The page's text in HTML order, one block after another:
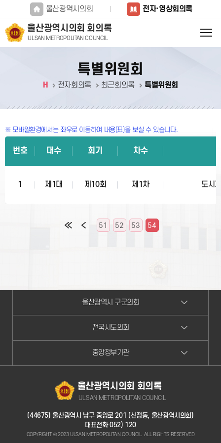
본문바로가기 울산광역시의회 전자·영상회의록
울산광역시의회 회의록
ULSAN METROPOLITAN COUNCIL
특별위원회
H 전자회의록 최근회의록 특별위원회
※ 모바일환경에서는 좌우로 이동하여 내용(표)을 보실 수 있습니다.
번호 대수 회기 차수
1 제1대 제10회 제1차 도시
51 52 53 54
울산광역시 구군의회
전국시도의회
중앙정부기관
울산광역시의회 회의록
ULSAN METROPOLITAN COUNCIL
(44675) 울산광역시 남구 중앙로 201 (신정동, 울산광역시의회)
대표전화052) 120
COPYRIGHT © 2023 ULSAN METROPOLITAN COUNCIL. ALL RIGHTS RESERVED